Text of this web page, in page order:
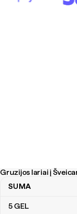
Gruzijos lariai į
Gruzijos lariai į
SUMA
5 GEL